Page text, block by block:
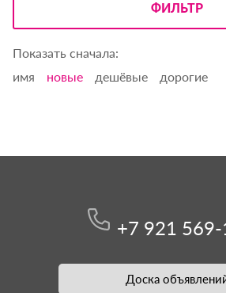
ФИЛЬТР
Показать сначала:
имя
новые дешёвые дорогие
+7 921
Доска